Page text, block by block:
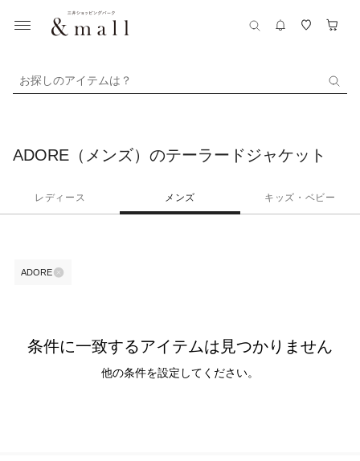
お探しのアイテムは？
ADORE（メンズ）のテーラードジャケット
レディース メンズ キッズ・ベビー
ADORE
条件に一致するアイテムは見つかりません
他の条件を設定してください。